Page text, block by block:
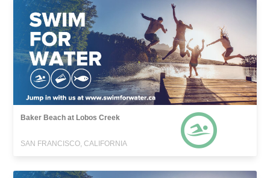
Baker Beach at Lobos Creek
SAN FRANCISCO, CALIFORNIA